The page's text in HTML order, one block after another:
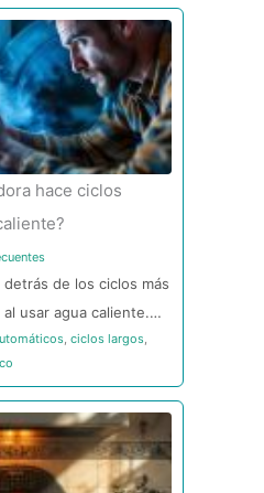
hace ciclos
detrás de los ciclos más
al usar agua caliente.…
, ciclos largos,